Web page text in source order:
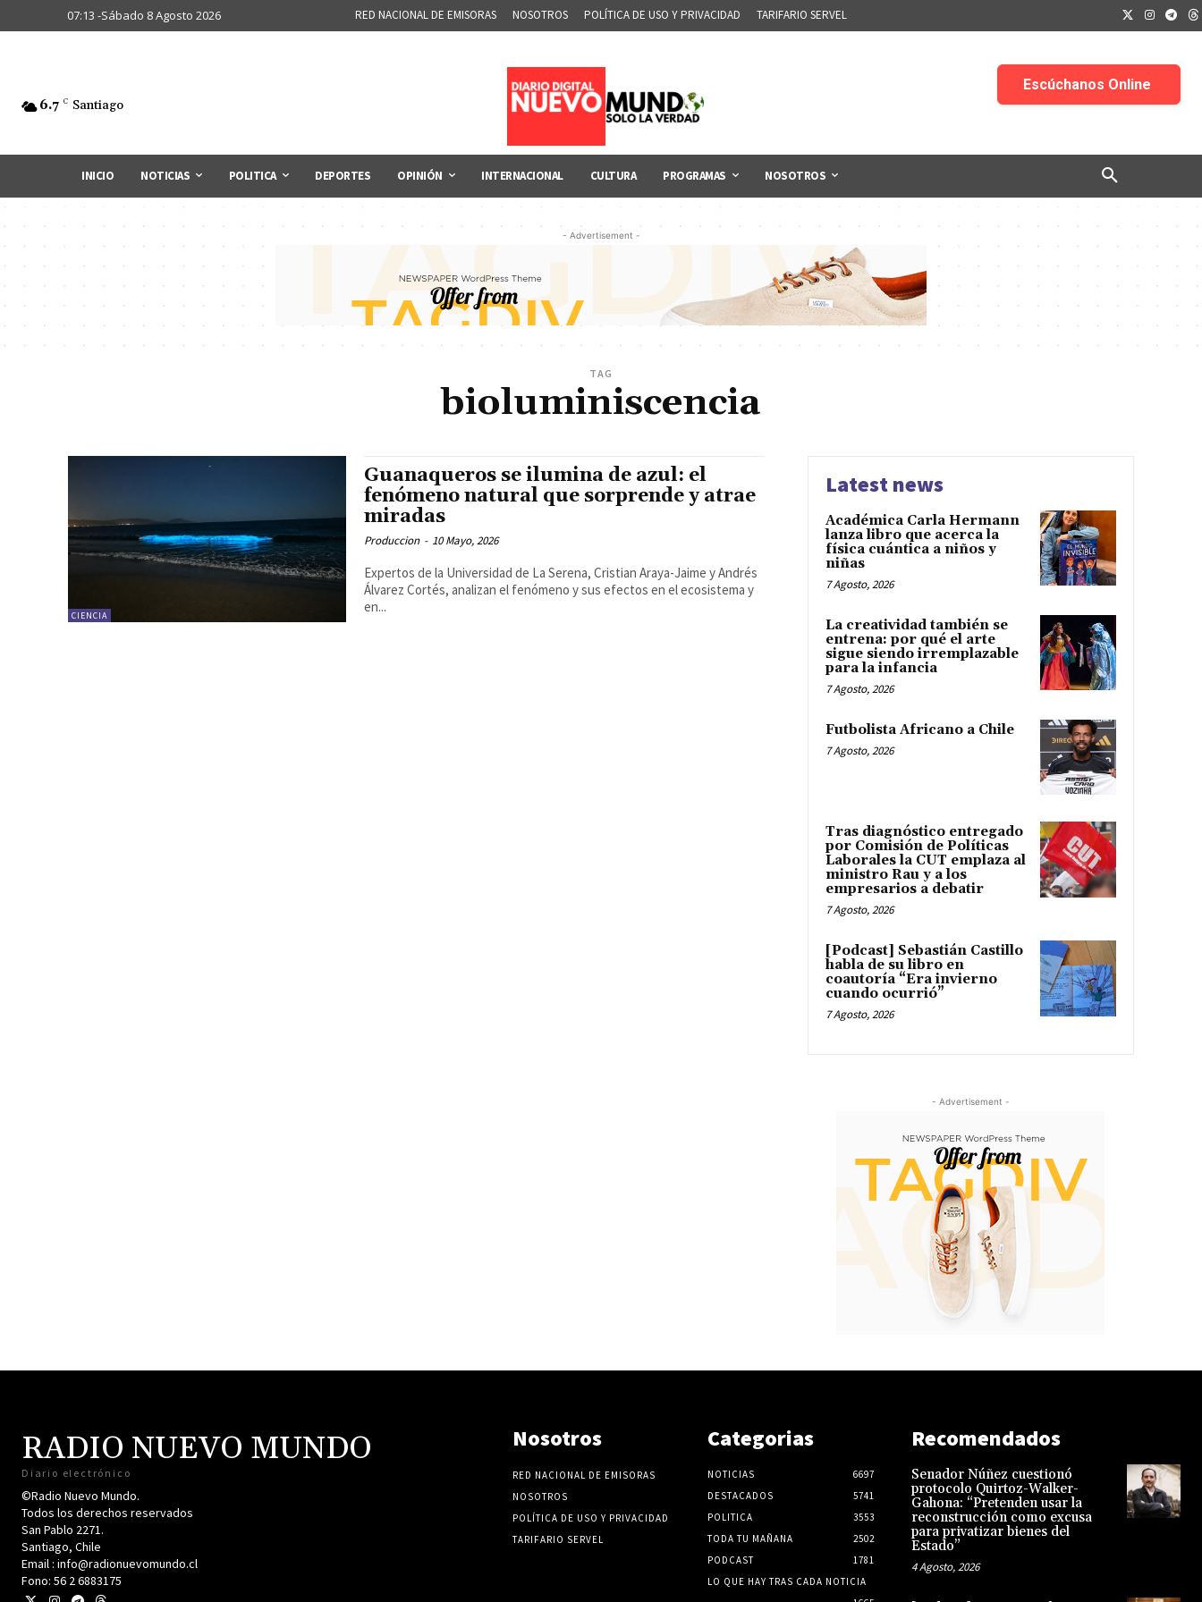
07:13 -Sábado 8 Agosto 2026 RED NACIONAL DE EMISORAS NOSOTROS POLÍTICA DE USO Y PRIVACIDAD TARIFARIO SERVEL
6.7 C Santiago
INICIO NOTICIAS POLITICA DEPORTES OPINIÓN INTERNACIONAL CULTURA PROGRAMAS NOSOTROS
- Advertisement -
TAG
bioluminiscencia
CIENCIA
Guanaqueros se ilumina de azul: el
fenómeno natural que sorprende y atrae
miradas
Produccion - 10 Mayo, 2026
Expertos de la Universidad de La Serena, Cristian Araya-Jaime y Andrés
Álvarez Cortés, analizan el fenómeno y sus efectos en el ecosistema y
en...
Latest news
Académica Carla Hermann
lanza libro que acerca la
física cuántica a niños y
niñas
7 Agosto, 2026
La creatividad también se
entrena: por qué el arte
sigue siendo irremplazable
para la infancia
7 Agosto, 2026
Futbolista Africano a Chile
7 Agosto, 2026
Tras diagnóstico entregado
por Comisión de Políticas
Laborales la CUT emplaza al
ministro Rau y a los
empresarios a debatir
7 Agosto, 2026
[Podcast] Sebastián Castillo
habla de su libro en
coautoría “Era invierno
cuando ocurrió”
7 Agosto, 2026
- Advertisement -
RADIO NUEVO MUNDO
Diario electrónico
©Radio Nuevo Mundo.
Todos los derechos reservados
San Pablo 2271.
Santiago, Chile
Email : info@radionuevomundo.cl
Fono: 56 2 6883175
Nosotros
RED NACIONAL DE EMISORAS
NOSOTROS
POLÍTICA DE USO Y PRIVACIDAD
TARIFARIO SERVEL
Categorias
NOTICIAS
6697
DESTACADOS
5741
POLITICA
3553
TODA TU MAÑANA
2502
PODCAST
1781
LO QUE HAY TRAS CADA NOTICIA
Recomendados
Senador Núñez cuestionó
protocolo Quirtoz-Walker-
Gahona: “Pretenden usar la
reconstrucción como excusa
para privatizar bienes del
Estado”
4 Agosto, 2026